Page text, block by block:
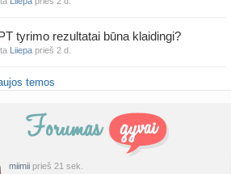
tyrimo rezultatai būna klaidingi?
Liiepa prieš 2 d.
Vasario mėnesio mažyliai
Šiauliuose (2)
temos
miimii prieš 21 sek.